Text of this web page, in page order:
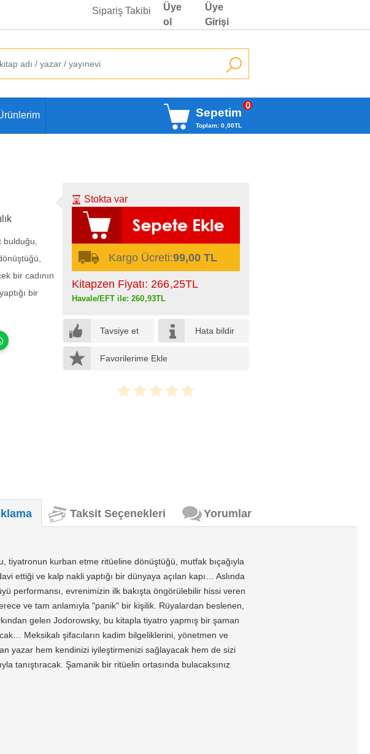
Sipariş Takibi
Üye
ol
Üye
Girişi
Sepetim
Toplam: 0 ,00TL
0
bir cadının
bir
Stokta var
Kargo Ücreti:99,00 TL
Kitapzen Fiyatı: 266,25TL
Havale/EFT ile: 260,93TL
Tavsiye et Hata bildir
Favorilerime Ekle
Taksit Seçenekleri Yorumlar
tiyatronun kurban etme ritüeline dönüştüğü, mutfak bıçağıyla
ettiği ve kalp nakli yaptığı bir dünyaya açılan kapı… Aslında
performansı, evrenimizin ilk bakışta öngörülebilir hissi veren
ve tam anlamıyla "panik" bir kişilik. Rüyalardan beslenen,
gelen Jodorowsky, bu kitapla tiyatro yapmış bir şaman
Meksikalı şifacıların kadim bilgeliklerini, yönetmen ve
yazar hem kendinizi iyileştirmenizi sağlayacak hem de sizi
tanıştıracak. Şamanik bir ritüelin ortasında bulacaksınız